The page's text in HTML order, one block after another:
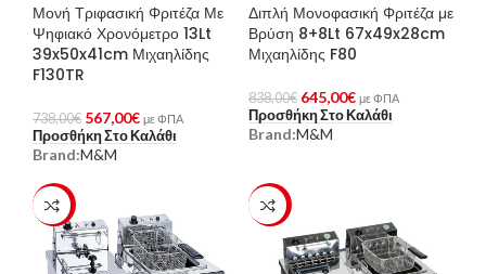
Μονή Τριφασική Φριτέζα Με
Ψηφιακό Χρονόμετρο 13Lt
39x50x41cm Μιχαηλίδης
F130TR
738,00€ 567,00€ με ΦΠΑ
Προσθήκη Στο Καλάθι
Brand:M&M
Διπλή Μονοφασική Φριτέζα με
Βρύση 8+8Lt 67x49x28cm
Μιχαηλίδης F80
838,00€ 645,00€ με ΦΠΑ
Προσθήκη Στο Καλάθι
Brand:M&M
-23% -23%